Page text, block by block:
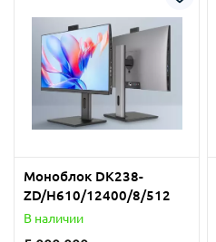
Моноблок DK238-
ZD/H610/12400/8/512
В наличии